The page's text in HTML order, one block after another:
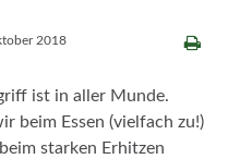
2018
ist in aller Munde.
beim Essen (vielfach zu!)
starken Erhitzen